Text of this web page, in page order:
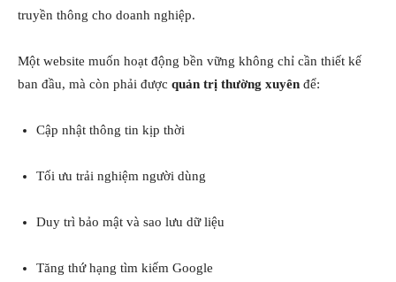
truyền thông cho doanh nghiệp.
Một website muốn hoạt động bền vững không chỉ cần thiết kế
ban đầu, mà còn phải được quản trị thường xuyên để:
Cập nhật thông tin kịp thời
Tối ưu trải nghiệm người dùng
Duy trì bảo mật và sao lưu dữ liệu
Tăng thứ hạng tìm kiếm Google